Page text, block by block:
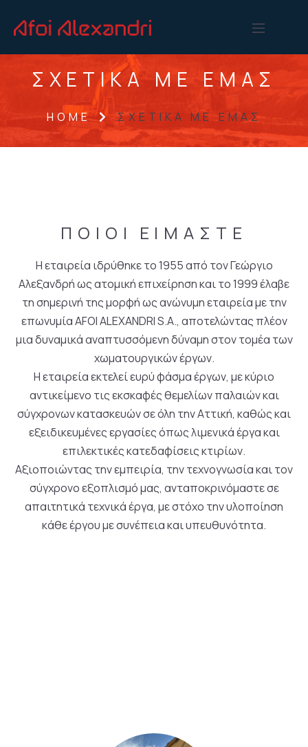
ΣΧΕΤΙΚΑ ΜΕ ΕΜΑΣ
HOME ΣΧΕΤΙΚΑ ΜΕ ΕΜΑΣ
ΠΟΙΟΙ ΕΙΜΑΣΤΕ
Η εταιρεία ιδρύθηκε το 1955 από τον Γεώργιο
Αλεξανδρή ως ατομική επιχείρηση και το 1999 έλαβε
τη σημερινή της μορφή ως ανώνυμη εταιρεία με την
επωνυμία AFOI ALEXANDRI S.A., αποτελώντας πλέον
μια δυναμικά αναπτυσσόμενη δύναμη στον τομέα των
χωματουργικών έργων.
Η εταιρεία εκτελεί ευρύ φάσμα έργων, με κύριο
αντικείμενο τις εκσκαφές θεμελίων παλαιών και
σύγχρονων κατασκευών σε όλη την Αττική, καθώς και
εξειδικευμένες εργασίες όπως λιμενικά έργα και
επιλεκτικές κατεδαφίσεις κτιρίων.
Αξιοποιώντας την εμπειρία, την τεχνογνωσία και τον
σύγχρονο εξοπλισμό μας, ανταποκρινόμαστε σε
απαιτητικά τεχνικά έργα, με στόχο την υλοποίηση
κάθε έργου με συνέπεια και υπευθυνότητα.